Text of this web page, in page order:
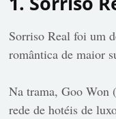
Sorriso Real foi um
romântica de maior
Na trama, Goo Won
rede de hotéis de